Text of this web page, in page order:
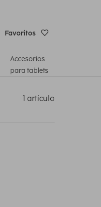
Favoritos
Accesorios
para tablets
1 artículo